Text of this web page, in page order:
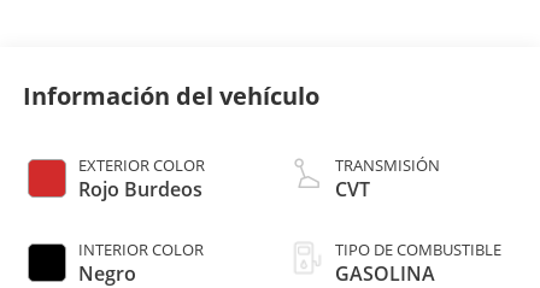
Información del vehículo
EXTERIOR COLOR
Rojo Burdeos
INTERIOR COLOR
Negro
TRANSMISIÓN
CVT
TIPO DE COMBUSTIBLE
GASOLINA